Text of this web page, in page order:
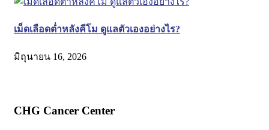
เม็ดเลือดต่ำหลังคีโม ดูแลตัวเองอย่างไร?
มิถุนายน 16, 2026
CHG Cancer Center